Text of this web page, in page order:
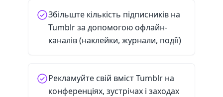
Збільште кількість підписників на
Tumblr за допомогою офлайн-
каналів (наклейки, журнали, події)
Рекламуйте свій вміст Tumblr на
конференціях, зустрічах і заходах